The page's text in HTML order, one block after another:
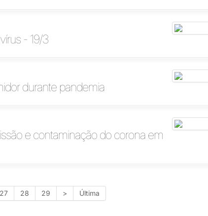
- 19/3
durante pandemia
e contaminação do corona em
27 28 29 > Última